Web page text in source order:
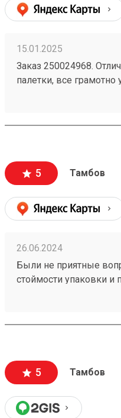
15.01.2025
Заказ 250024968.
палетки, все
5 Тамбов
26.06.2024
Были не приятные
стоймости упаковки и
5 Тамбов